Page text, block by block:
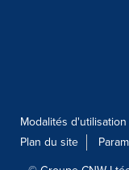
Modalités d'utilisation
Plan du site